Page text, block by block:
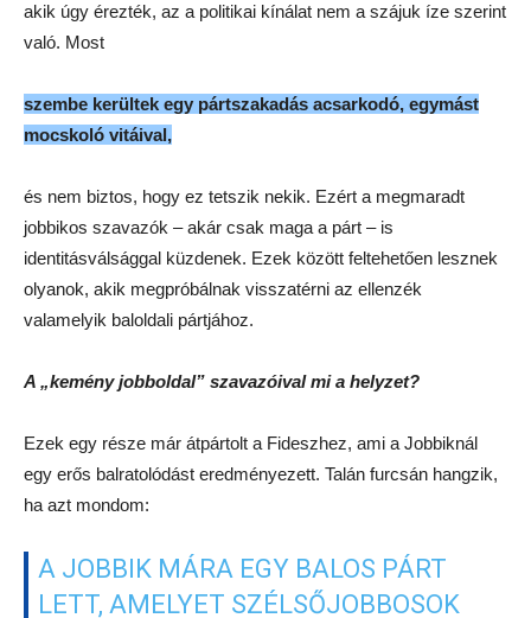
akik úgy érezték, az a politikai kínálat nem a szájuk íze szerint
való. Most
szembe kerültek egy pártszakadás acsarkodó, egymást
mocskoló vitáival,
és nem biztos, hogy ez tetszik nekik. Ezért a megmaradt
jobbikos szavazók – akár csak maga a párt – is
identitásválsággal küzdenek. Ezek között feltehetően lesznek
olyanok, akik megpróbálnak visszatérni az ellenzék
valamelyik baloldali pártjához.
A „kemény jobboldal” szavazóival mi a helyzet?
Ezek egy része már átpártolt a Fideszhez, ami a Jobbiknál
egy erős balratolódást eredményezett. Talán furcsán hangzik,
ha azt mondom:
A JOBBIK MÁRA EGY BALOS PÁRT
LETT, AMELYET SZÉLSŐJOBBOSOK